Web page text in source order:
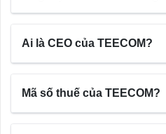
Ai là CEO của TEECOM?
Mã số thuế của TEECOM?